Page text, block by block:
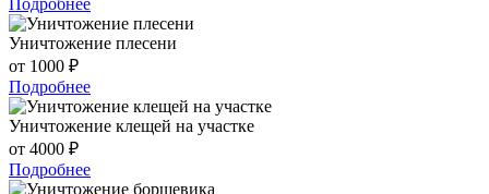
Уничтожение плесени
от 1000 ₽
Подробнее
Уничтожение клещей на участке
от 4000 ₽
Подробнее